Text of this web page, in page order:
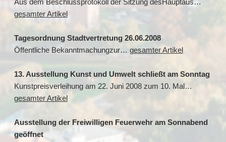
Aus dem Beschlussprotokoll der Sitzung desHauptaus…
gesamter Artikel
Tagesordnung Stadtvertretung 26.06.2008
Öffentliche Bekanntmachungzur… gesamter Artikel
13. Ausstellung Kunst und Umwelt schließt am Sonntag
Kunstpreisverleihung am 22. Juni 2008 zum 10. Mal…
gesamter Artikel
Ausstellung der Freiwilligen Feuerwehr am Sonnabend
geöffnet